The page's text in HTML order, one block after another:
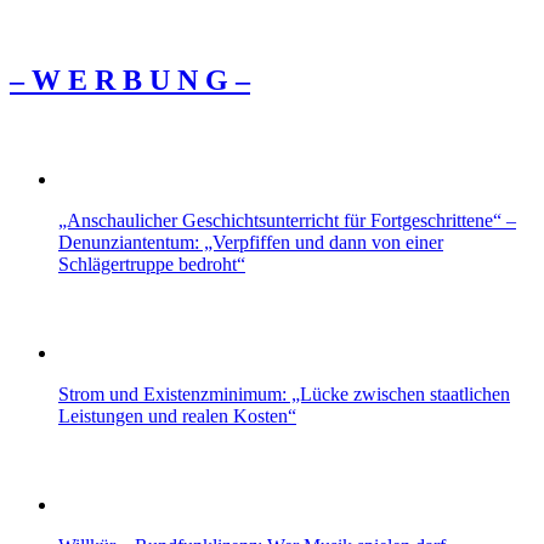
– W Ε R Β U Ν G –
„Anschaulicher Geschichtsunterricht für Fortgeschrittene“ –
Denunziantentum: „Verpfiffen und dann von einer
Schlägertruppe bedroht“
Strom und Existenzminimum: „Lücke zwischen staatlichen
Leistungen und realen Kosten“